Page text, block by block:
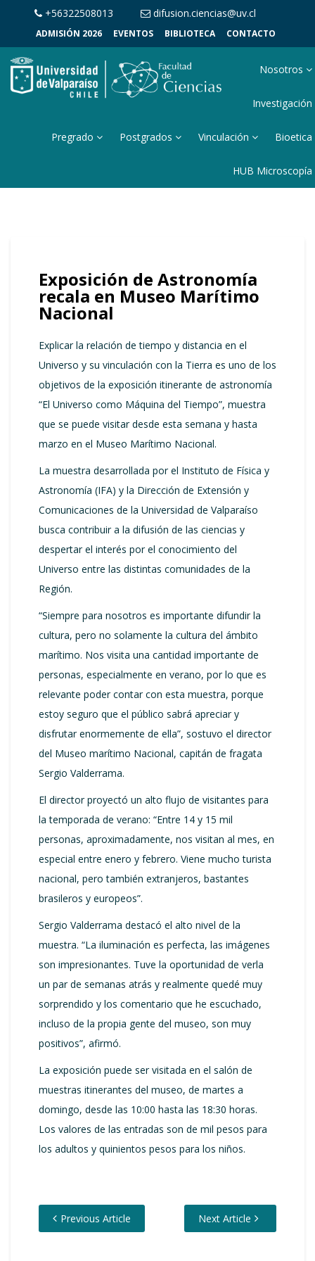
+56322508013 difusion.ciencias@uv.cl
ADMISIÓN 2026 EVENTOS BIBLIOTECA CONTACTO
Nosotros
Investigación
Pregrado Postgrados Vinculación Bioetica
HUB Microscopía
Exposición de Astronomía
recala en Museo Marítimo
Nacional
Explicar la relación de tiempo y distancia en el
Universo y su vinculación con la Tierra es uno de los
objetivos de la exposición itinerante de astronomía
“El Universo como Máquina del Tiempo”, muestra
que se puede visitar desde esta semana y hasta
marzo en el Museo Marítimo Nacional.
La muestra desarrollada por el Instituto de Física y
Astronomía (IFA) y la Dirección de Extensión y
Comunicaciones de la Universidad de Valparaíso
busca contribuir a la difusión de las ciencias y
despertar el interés por el conocimiento del
Universo entre las distintas comunidades de la
Región.
“Siempre para nosotros es importante difundir la
cultura, pero no solamente la cultura del ámbito
marítimo. Nos visita una cantidad importante de
personas, especialmente en verano, por lo que es
relevante poder contar con esta muestra, porque
estoy seguro que el público sabrá apreciar y
disfrutar enormemente de ella”, sostuvo el director
del Museo marítimo Nacional, capitán de fragata
Sergio Valderrama.
El director proyectó un alto flujo de visitantes para
la temporada de verano: “Entre 14 y 15 mil
personas, aproximadamente, nos visitan al mes, en
especial entre enero y febrero. Viene mucho turista
nacional, pero también extranjeros, bastantes
brasileros y europeos”.
Sergio Valderrama destacó el alto nivel de la
muestra. “La iluminación es perfecta, las imágenes
son impresionantes. Tuve la oportunidad de verla
un par de semanas atrás y realmente quedé muy
sorprendido y los comentario que he escuchado,
incluso de la propia gente del museo, son muy
positivos”, afirmó.
La exposición puede ser visitada en el salón de
muestras itinerantes del museo, de martes a
domingo, desde las 10:00 hasta las 18:30 horas.
Los valores de las entradas son de mil pesos para
los adultos y quinientos pesos para los niños.
Previous Article Next Article